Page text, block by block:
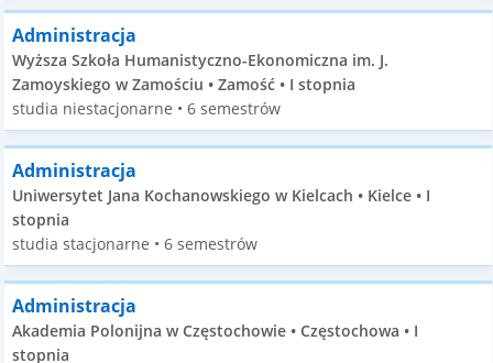
Administracja
Wyższa Szkoła Humanistyczno-Ekonomiczna im. J.
Zamoyskiego w Zamościu • Zamość • I stopnia
studia niestacjonarne • 6 semestrów
Administracja
Uniwersytet Jana Kochanowskiego w Kielcach • Kielce • I
stopnia
studia stacjonarne • 6 semestrów
Administracja
Akademia Polonijna w Częstochowie • Częstochowa • I
stopnia